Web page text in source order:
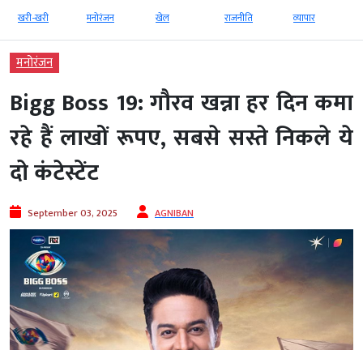
खरी-खरी मनोरंजन खेल राजनीति व्‍यापार
मनोरंजन
Bigg Boss 19: गौरव खन्ना हर दिन कमा
रहे हैं लाखों रूपए, सबसे सस्ते निकले ये
दो कंटेस्टेंट
September 03, 2025 AGNIBAN